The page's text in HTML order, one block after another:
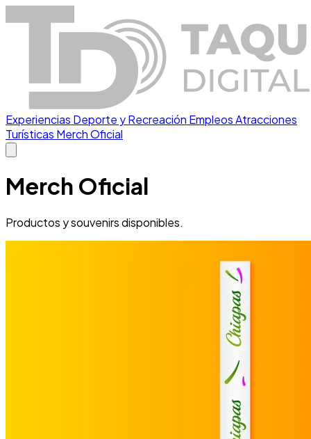
Experiencias Deporte y Recreación EmpleosAtracciones
Turísticas Merch Oficial
Merch Oficial
Productos y souvenirs disponibles.